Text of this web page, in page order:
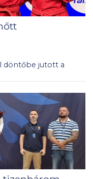
döntőbe jutott a